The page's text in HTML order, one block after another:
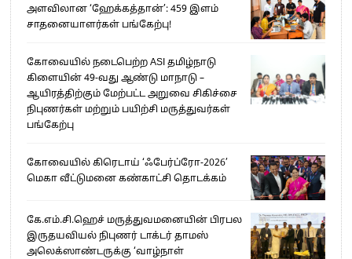
அளவிலான ‘ஹேக்கத்தான்’: 459 இளம்
சாதனையாளர்கள் பங்கேற்பு!
கோவையில் நடைபெற்ற ASI தமிழ்நாடு
கிளையின் 49-வது ஆண்டு மாநாடு –
ஆயிரத்திற்கும் மேற்பட்ட அறுவை சிகிச்சை
நிபுணர்கள் மற்றும் பயிற்சி மருத்துவர்கள்
பங்கேற்பு
கோவையில் கிரெடாய் ‘ஃபேர்ப்ரோ-2026’
மெகா வீட்டுமனை கண்காட்சி தொடக்கம்
கே.எம்.சி.ஹெச் மருத்துவமனையின் பிரபல
இருதயவியல் நிபுணர் டாக்டர் தாமஸ்
அலெக்ஸாண்டருக்கு ‘வாழ்நாள்